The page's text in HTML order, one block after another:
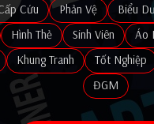
Cứu Phản Vệ Biểu
Hình Thẻ Sinh Viên Áo
Khung Tranh Tốt Nghiệp
ĐGM